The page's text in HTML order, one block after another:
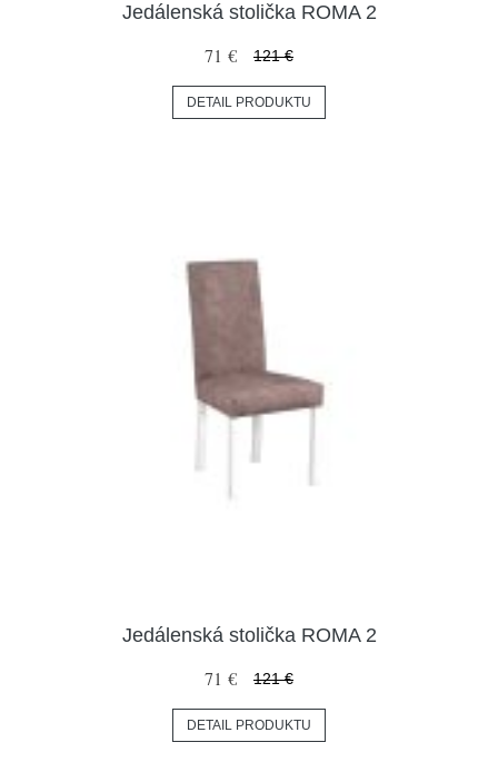
Jedálenská stolička ROMA 2
71 € 121 €
DETAIL PRODUKTU
Jedálenská stolička ROMA 2
71 € 121 €
DETAIL PRODUKTU